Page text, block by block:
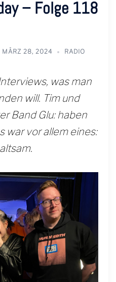
– Folge 118
MÄRZ 28, 2024 RADIO
was man
will. Tim und
Band Glu: haben
war vor allem eines: